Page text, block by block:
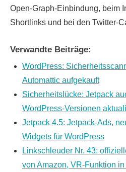
Open-Graph-Einbindung, beim
Shortlinks und bei den Twitter-
Verwandte Beiträge:
WordPress:
Automattic aufgekauft
Sicherheitslücke: Jetpack
WordPress-Versionen
Jetpack 4.5: Jetpack-Ads,
Widgets für WordPress
Linkschleuder Nr. 43:
von Amazon, VR-Funktion